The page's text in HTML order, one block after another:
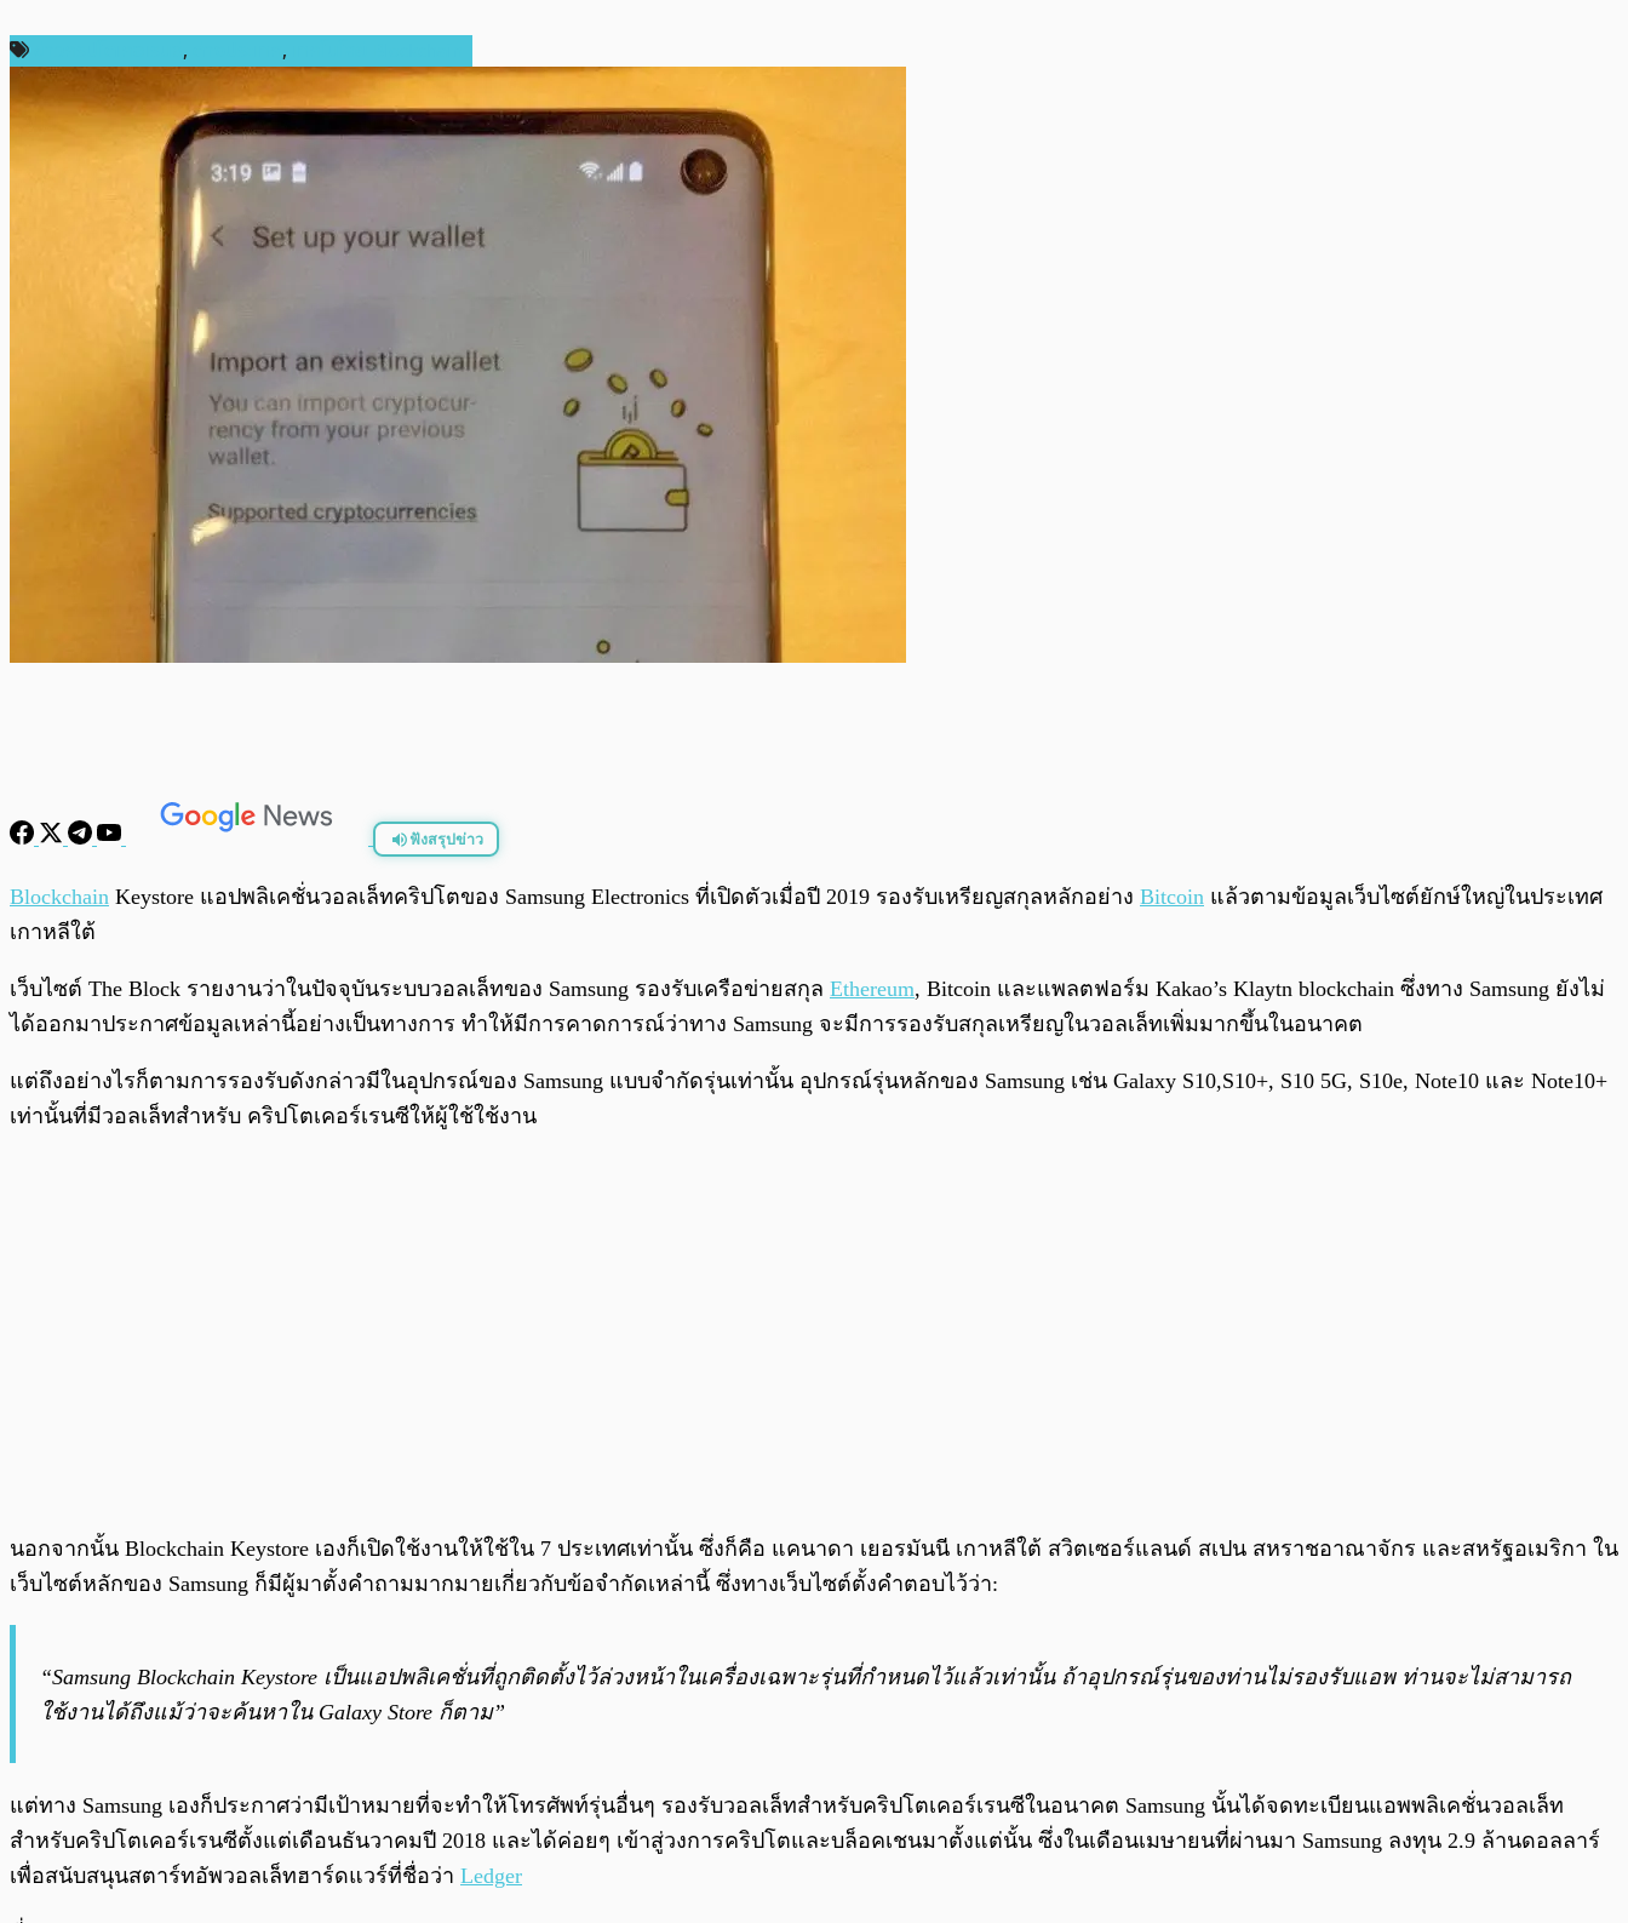
, ,
ฟังสรุปข่าว
พร้อมเล่น 0:00 /0:00
Blockchain Keystore แอปพลิเคชั่นวอลเล็ทคริปโตของ Samsung Electronics ที่เปิดตัวเมื่อปี 2019 รองรับเหรียญสกุลหลักอย่าง Bitcoin แล้วตามข้อมูลเว็บไซต์ยักษ์ใหญ่ในประเทศ
เกาหลีใต้
เว็บไซต์ The Block รายงานว่าในปัจจุบันระบบวอลเล็ทของ Samsung รองรับเครือข่ายสกุล Ethereum, Bitcoin และแพลตฟอร์ม Kakao’s Klaytn blockchain ซึ่งทาง Samsung ยังไม่
ได้ออกมาประกาศข้อมูลเหล่านี้อย่างเป็นทางการ ทำให้มีการคาดการณ์ว่าทาง Samsung จะมีการรองรับสกุลเหรียญในวอลเล็ทเพิ่มมากขึ้นในอนาคต
แต่ถึงอย่างไรก็ตามการรองรับดังกล่าวมีในอุปกรณ์ของ Samsung แบบจำกัดรุ่นเท่านั้น อุปกรณ์รุ่นหลักของ Samsung เช่น Galaxy S10,S10+, S10 5G, S10e, Note10 และ Note10+
เท่านั้นที่มีวอลเล็ทสำหรับ คริปโตเคอร์เรนซีให้ผู้ใช้ใช้งาน
นอกจากนั้น Blockchain Keystore เองก็เปิดใช้งานให้ใช้ใน 7 ประเทศเท่านั้น ซึ่งก็คือ แคนาดา เยอรมันนี เกาหลีใต้ สวิตเซอร์แลนด์ สเปน สหราชอาณาจักร และสหรัฐอเมริกา ใน
เว็บไซต์หลักของ Samsung ก็มีผู้มาตั้งคำถามมากมายเกี่ยวกับข้อจำกัดเหล่านี้ ซึ่งทางเว็บไซต์ตั้งคำตอบไว้ว่า:
“Samsung Blockchain Keystore เป็นแอปพลิเคชั่นที่ถูกติดตั้งไว้ล่วงหน้าในเครื่องเฉพาะรุ่นที่กำหนดไว้แล้วเท่านั้น ถ้าอุปกรณ์รุ่นของท่านไม่รองรับแอพ ท่านจะไม่สามารถ
ใช้งานได้ถึงแม้ว่าจะค้นหาใน Galaxy Store ก็ตาม”
แต่ทาง Samsung เองก็ประกาศว่ามีเป้าหมายที่จะทำให้โทรศัพท์รุ่นอื่นๆ รองรับวอลเล็ทสำหรับคริปโตเคอร์เรนซีในอนาคต Samsung นั้นได้จดทะเบียนแอพพลิเคชั่นวอลเล็ท
สำหรับคริปโตเคอร์เรนซีตั้งแต่เดือนธันวาคมปี 2018 และได้ค่อยๆ เข้าสู่วงการคริปโตและบล็อคเชนมาตั้งแต่นั้น ซึ่งในเดือนเมษายนที่ผ่านมา Samsung ลงทุน 2.9 ล้านดอลลาร์
เพื่อสนับสนุนสตาร์ทอัพวอลเล็ทฮาร์ดแวร์ที่ชื่อว่า Ledger